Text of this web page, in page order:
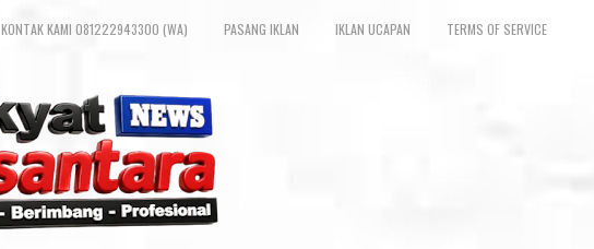
KONTAK KAMI 081222943300 (WA) PASANG IKLAN IKLAN UCAPAN TERMS OF SERVICE